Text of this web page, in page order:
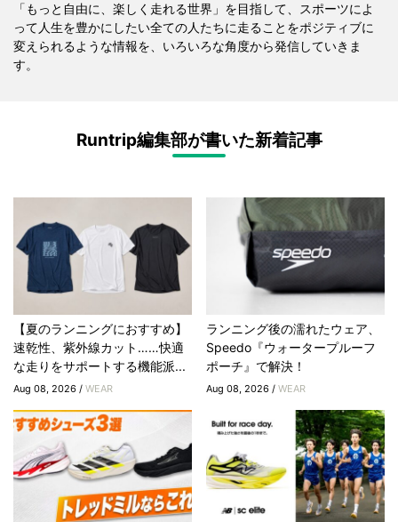
「もっと自由に、楽しく走れる世界」を目指して、スポーツによ
って人生を豊かにしたい全ての人たちに走ることをポジティブに
変えられるような情報を、いろいろな角度から発信していきま
す。
Runtrip編集部が書いた新着記事
【夏のランニングにおすすめ】
速乾性、紫外線カット……快適
な走りをサポートする機能派...
Aug 08, 2026 / WEAR
ランニング後の濡れたウェア、
Speedo『ウォータープルーフ
ポーチ』で解決！
Aug 08, 2026 /WEAR